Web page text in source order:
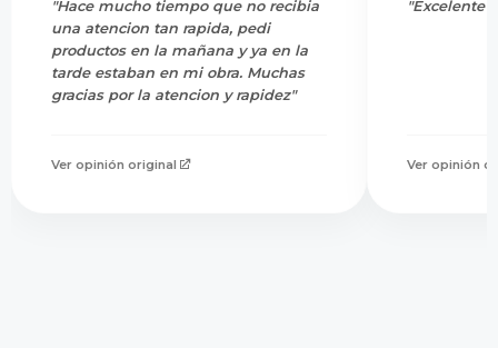
"Hace mucho tiempo que no recibia
una atencion tan rapida, pedi
productos en la mañana y ya en la
tarde estaban en mi obra. Muchas
gracias por la atencion y rapidez"
Ver opinión original
"Excelente
Ver opinión